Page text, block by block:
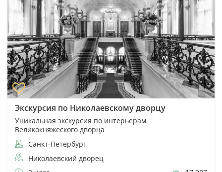
Экскурсия по Николаевскому дворцу
Уникальная экскурсия по интерьерам
Великокняжеского дворца
Санкт-Петербург
Николаевский дворец